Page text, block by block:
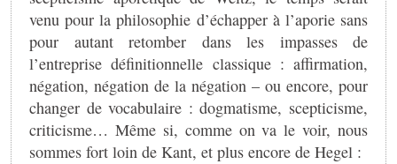
venu pour la philosophie d’échapper à l’aporie sans
pour autant retomber dans les impasses de
l’entreprise définitionnelle classique : affirmation,
négation, négation de la négation – ou encore, pour
changer de vocabulaire : dogmatisme, scepticisme,
criticisme… Même si, comme on va le voir, nous
sommes fort loin de Kant, et plus encore de Hegel :